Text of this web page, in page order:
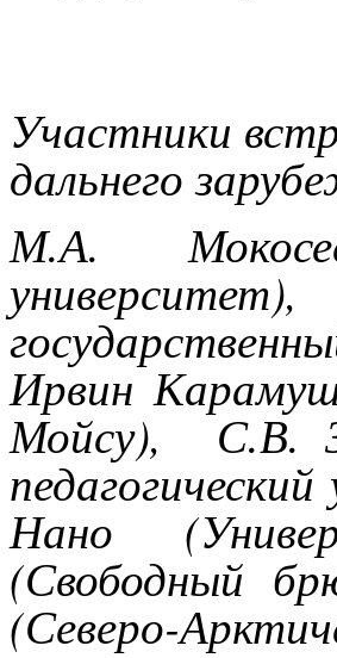
Участники
дальнего
М.А.
Ирвин
Мойсу), С.В.
Нано
(Свободный
(Северо-